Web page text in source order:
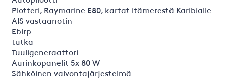
Plotteri, Raymarine E80, kartat itämerestä Karibialle
AIS vastaanotin
Ebirp
tutka
Tuuligeneraattori
Aurinkopanelit 5x 80 W
Sähköinen valvontajärjestelmä